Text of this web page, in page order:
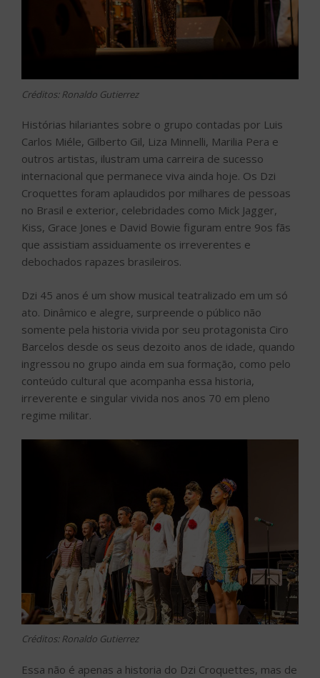
Créditos: Ronaldo Gutierrez
Histórias hilariantes sobre o grupo contadas por Luis
Carlos Miéle, Gilberto Gil, Liza Minnelli, Marilia Pera e
outros artistas, ilustram uma carreira de sucesso
internacional que permanece viva ainda hoje. Os Dzi
Croquettes foram aplaudidos por milhares de pessoas
no Brasil e exterior, celebridades como Mick Jagger,
Kiss, Grace Jones e David Bowie figuram entre 9os fãs
que assistiam assiduamente os irreverentes e
debochados rapazes brasileiros.
Dzi 45 anos é um show musical teatralizado em um só
ato. Dinâmico e alegre, surpreende o público não
somente pela historia vivida por seu protagonista Ciro
Barcelos desde os seus dezoito anos de idade, quando
ingressou no grupo ainda em sua formação, como pelo
conteúdo cultural que acompanha essa historia,
irreverente e singular vivida nos anos 70 em pleno
regime militar.
Créditos: Ronaldo Gutierrez
Essa não é apenas a historia do Dzi Croquettes, mas de